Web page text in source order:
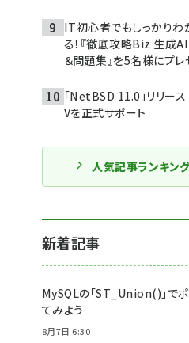
IT初心者でもしっかりわ
る！『徹底攻略Biz 生成
＆問題集』を5名様にプレ
「NetBSD 11.0」リリー
Vを正式サポート
人気記事ランキン
新着記事
MySQLの「ST_Union()」で
てみよう
8月7日 6:30